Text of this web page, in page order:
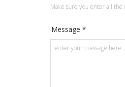
Make sure you enter all the
Message *